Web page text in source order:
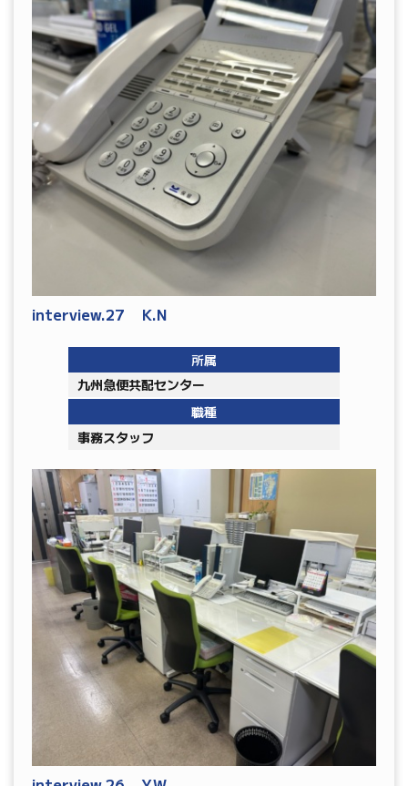
interview.27 K.N
所属
九州急便共配センター
職種
事務スタッフ